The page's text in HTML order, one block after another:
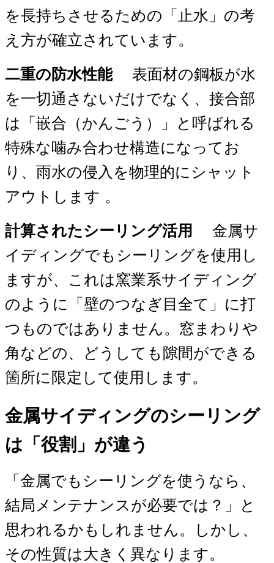
を長持ちさせるための「止水」の考
え方が確立されています。
二重の防水性能
表面材の鋼板が水
を一切通さないだけでなく、接合部
は「嵌合（かんごう）」と呼ばれる
特殊な噛み合わせ構造になってお
り、雨水の侵入を物理的にシャット
アウトします 。
計算されたシーリング活用
金属サ
イディングでもシーリングを使用し
ますが、これは窯業系サイディング
のように「壁のつなぎ目全て」に打
つものではありません。窓まわりや
角などの、どうしても隙間ができる
箇所に限定して使用します。
金属サイディングのシーリング
は「役割」が違う
「金属でもシーリングを使うなら、
結局メンテナンスが必要では？」と
思われるかもしれません。しかし、
その性質は大きく異なります。